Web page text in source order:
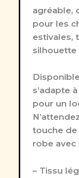
agréable,
pour les
estivales,
silhouette
s’adapte
pour un
touche de
robe
– Tissu